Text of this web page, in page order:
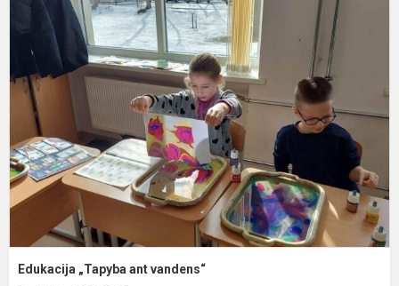
Edukacija „Tapyba ant vandens“